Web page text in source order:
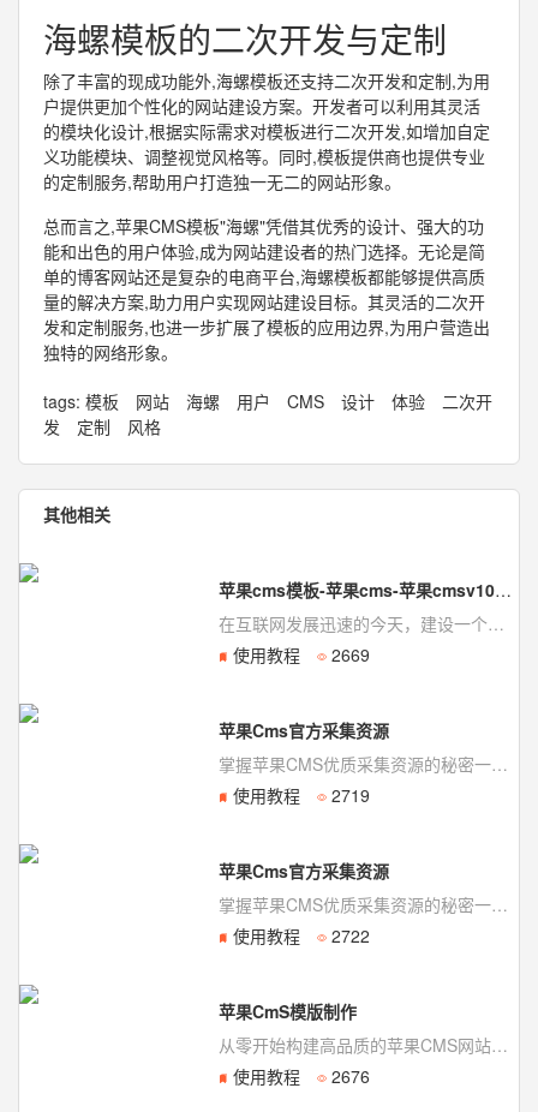
海螺模板的二次开发与定制
除了丰富的现成功能外,海螺模板还支持二次开发和定制,为用
户提供更加个性化的网站建设方案。开发者可以利用其灵活
的模块化设计,根据实际需求对模板进行二次开发,如增加自定
义功能模块、调整视觉风格等。同时,模板提供商也提供专业
的定制服务,帮助用户打造独一无二的网站形象。
总而言之,苹果CMS模板"海螺"凭借其优秀的设计、强大的功
能和出色的用户体验,成为网站建设者的热门选择。无论是简
单的博客网站还是复杂的电商平台,海螺模板都能够提供高质
量的解决方案,助力用户实现网站建设目标。其灵活的二次开
发和定制服务,也进一步扩展了模板的应用边界,为用户营造出
独特的网络形象。
tags: 模板 网站 海螺 用户 CMS 设计 体验
二次开
发
定制 风格
其他相关
苹果cms模板-苹果cms-苹果cmsv10模板-模板狗
在互联网发展迅速的今天，建设一个高质量的网站已经成为许多人的追求。而选择适合自己的CMS系...
使用教程
2669
苹果Cms官方采集资源
掌握苹果CMS优质采集资源的秘密一、苹果CMS简介苹果CMS是一款优秀的开源视频管理...
使用教程
2719
苹果Cms官方采集资源
掌握苹果CMS优质采集资源的秘密一、苹果CMS简介苹果CMS是一款优秀的开源视频管理...
使用教程
2722
苹果CmS模版制作
从零开始构建高品质的苹果CMS网站模板一、苹果CMS简介苹果CMS是一款开源、免费的...
使用教程
2676